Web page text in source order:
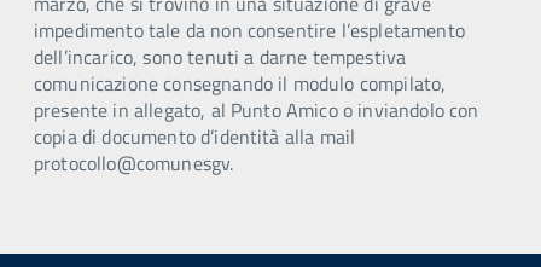
impedimento tale da non consentire l’espletamento
dell’incarico, sono tenuti a darne tempestiva
comunicazione consegnando il modulo compilato,
presente in allegato, al Punto Amico o inviandolo con
copia di documento d’identità alla mail
protocollo@comunesgv.